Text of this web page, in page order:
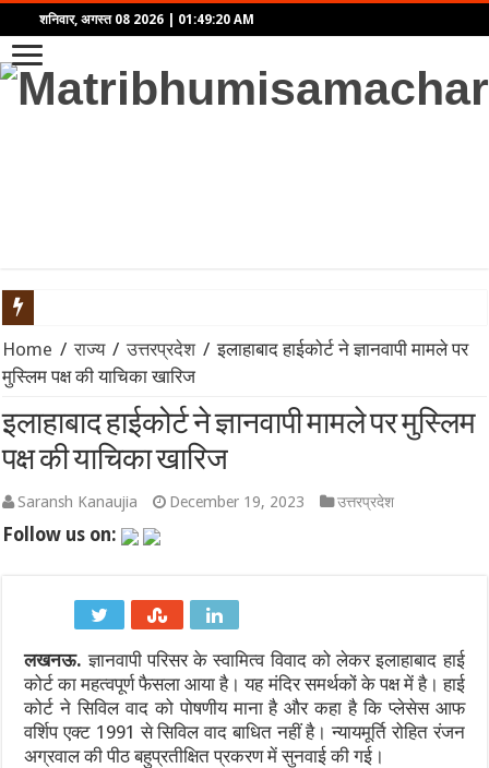
शनिवार, अगस्त 08 2026 01:49:20 AM
LEAP India IPO: ₹2,480 करोड़ का आईपीओ खुला, KKR समर्थित
SGB 2020-21 Series-XI: समय से पहले भुनाने (Premature
प्रहार: द उज्ज्वल निकम स्टोरी – कसाब केस से लेकर कोर्टरूम ड्रामे तक,
भारत-चीन सीमा वार्ता 2026: LAC पर शांति और कूटनीतिक संवाद का
IND vs SL 2026: श्रीलंका दौरे पर भारत को बड़ा झटका! अभ्यास मैच से
IND vs SL Test Series 2026: मुथैया मुरलीधरन का ‘800’ का
600वां टेस्ट: भारतीय क्रिकेट का ऐतिहासिक पड़ाव, गाले में रचेगा नया
WTC Final Race 2025-27: भारत बनाम श्रीलंका टेस्ट सीरीज क्यों है
Home / राज्य / उत्तरप्रदेश / इलाहाबाद हाईकोर्ट ने ज्ञानवापी मामले पर
मुस्लिम पक्ष की याचिका खारिज
इलाहाबाद हाईकोर्ट ने ज्ञानवापी मामले पर मुस्लिम
पक्ष की याचिका खारिज
Saransh Kanaujia December 19, 2023 उत्तरप्रदेश
Follow us on:
लखनऊ.ज्ञानवापी परिसर के स्वामित्व विवाद को लेकर इलाहाबाद हाई
कोर्ट का महत्वपूर्ण फैसला आया है। यह मंदिर समर्थकों के पक्ष में है। हाई
कोर्ट ने सिविल वाद को पोषणीय माना है और कहा है कि प्लेसेस आफ
वर्शिप एक्ट 1991 से सिविल वाद बाधित नहीं है। न्यायमूर्ति रोहित रंजन
अग्रवाल की पीठ बहुप्रतीक्षित प्रकरण में सुनवाई की गई।